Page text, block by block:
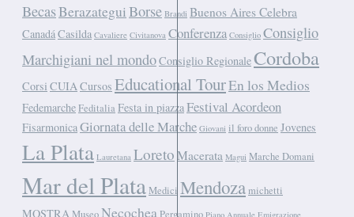
BecasBerazategui Borse Brandi Buenos Aires Celebra
CanadáCasilda Cavaliere Civitanova Conferenza Consiglio Consiglio
Marchigiani nel mondoConsiglio RegionaleCordoba
Corsi CUIA Cursos Educational TourEn los Medios
FedemarcheFeditaliaFesta in piazzaFestival Acordeon
FisarmonicaGiornata delle Marche Giovani il foro donne Jovenes
La Plata Lauretana Loreto Macerata Magui Marche Domani
Mar del PlataMedici Mendozamichetti
MOSTRA MuseoNecochea Pergamino Piano Annuale Emigrazione